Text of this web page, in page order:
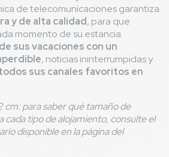
de telecomunicaciones garantiza
y de alta calidad, para que
momento de su estancia.
sus vacaciones con un
, noticias ininterrumpidas y
sus canales favoritos en
para saber qué tamaño de
cada tipo de alojamiento, consulte el
disponible en la página del